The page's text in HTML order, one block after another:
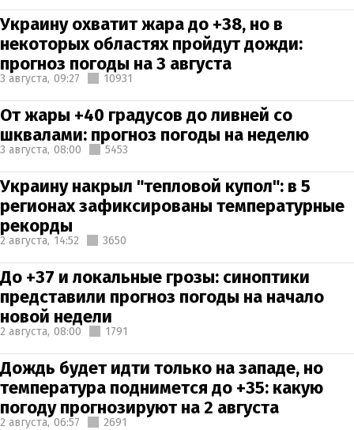
Украину охватит жара до +38, но в
некоторых областях пройдут дожди:
прогноз погоды на 3 августа
3 августа, 09:27 10931
От жары +40 градусов до ливней со
шквалами: прогноз погоды на неделю
3 августа, 08:00 5453
Украину накрыл "тепловой купол": в 5
регионах зафиксированы температурные
рекорды
2 августа, 14:52 3650
До +37 и локальные грозы: синоптики
представили прогноз погоды на начало
новой недели
2 августа, 08:00 1791
Дождь будет идти только на западе, но
температура поднимется до +35: какую
погоду прогнозируют на 2 августа
2 августа, 06:57 2691